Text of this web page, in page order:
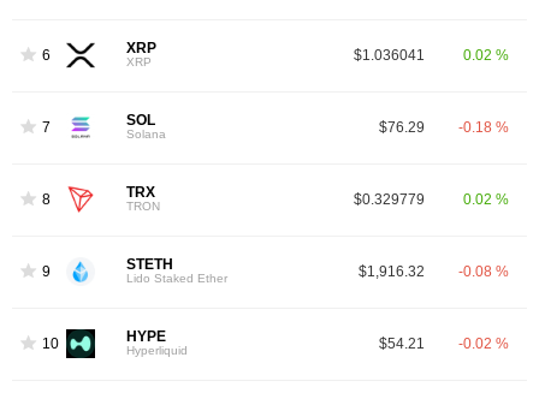
6 XRP
XRP $1.036041 0.02 %
7 SOL
Solana $76.29 -0.18 %
8 TRX
TRON $0.329779 0.02 %
9 STETH
Lido Staked Ether $1,916.32 -0.08 %
10 HYPE
Hyperliquid $54.21 -0.02 %